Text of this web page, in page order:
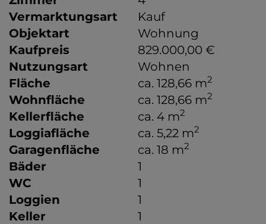
Vermarktungsart
Kauf
Objektart
Wohnung
Kaufpreis
829.000,00 €
Nutzungsart
Wohnen
Fläche
ca. 128,66 m2
Wohnfläche ca. 128,66 m2
Kellerfläche ca. 4 m2
Loggiafläche ca. 5,22 m2
Garagenfläche ca. 18 m2
Bäder
1
WC
1
Loggien
1
Keller
1